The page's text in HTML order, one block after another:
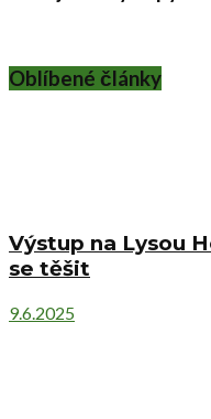
Oblíbené články
Výstup na Lysou
se těšit
9.6.2025